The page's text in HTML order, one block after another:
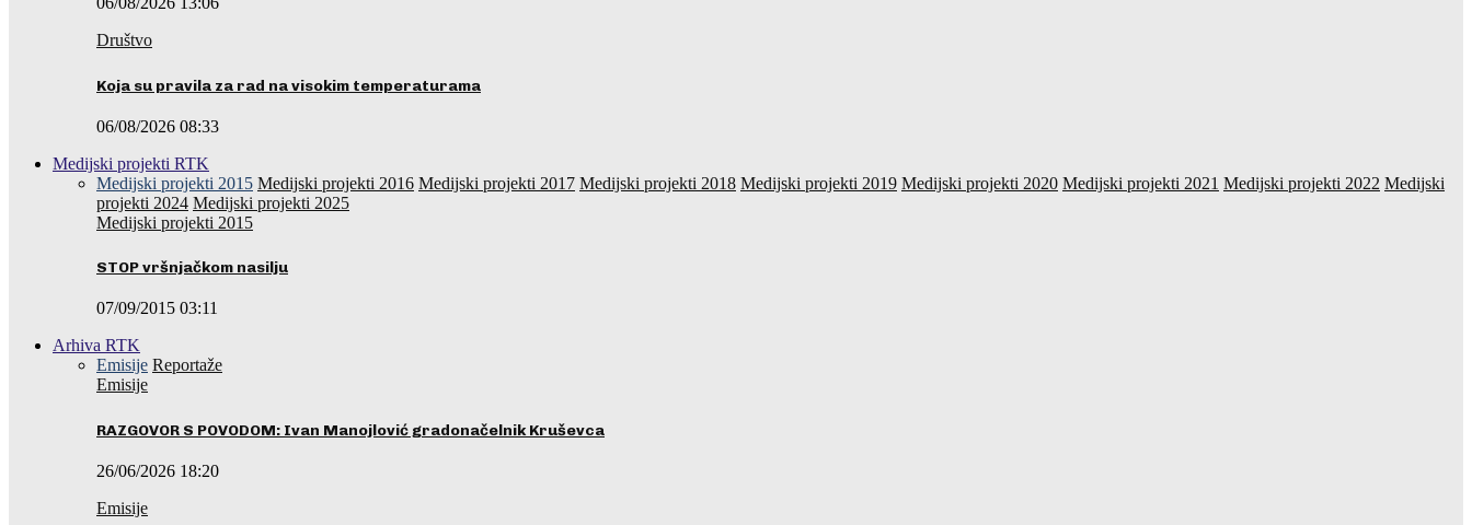
Društvo
Koja su pravila za rad na visokim temperaturama
06/08/2026 08:33
Medijski projekti RTK
Medijski projekti 2015 Medijski projekti 2016 Medijski projekti 2017 Medijski projekti 2018 Medijski projekti 2019 Medijski projekti 2020 Medijski projekti 2021 Medijski projekti 2022 Medijski
projekti 2024 Medijski projekti 2025
Medijski projekti 2015
STOP vršnjačkom nasilju
07/09/2015 03:11
Arhiva RTK
Emisije Reportaže
Emisije
RAZGOVOR S POVODOM: Ivan Manojlović gradonačelnik Kruševca
26/06/2026 18:20
Emisije